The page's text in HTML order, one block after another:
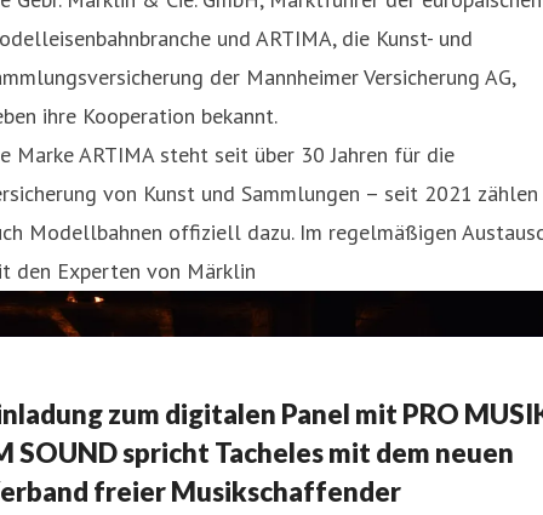
und ARTIMA, die Kunst- und
der Mannheimer Versicherung AG,
ihre Kooperation bekannt.
Marke ARTIMA steht seit über 30 Jahren für die
von Kunst und Sammlungen – seit 2021 zählen
Modellbahnen offiziell dazu. Im regelmäßigen
den Experten von Märklin
zum digitalen Panel mit PRO
SOUND spricht Tacheles mit dem neuen
freier Musikschaffender